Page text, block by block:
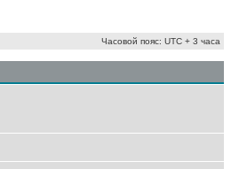
Часовой пояс: UTC + 3 часа